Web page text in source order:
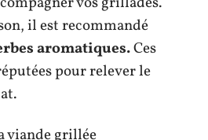
il est recommandé
aromatiques.Ces
pour relever le
viande grillée